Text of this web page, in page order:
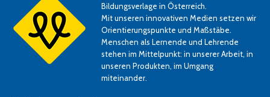
Bildungsverlage in Österreich.
Mit unseren innovativen Medien setzen wir
Orientierungspunkte und Maßstäbe.
Menschen als Lernende und Lehrende
stehen im Mittelpunkt: in unserer Arbeit, in
unseren Produkten, im Umgang
miteinander.